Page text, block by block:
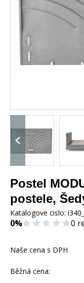
Postel
postele,
Katalogove cislo:
0% 0
Naše cena s DPH
Běžná cena: